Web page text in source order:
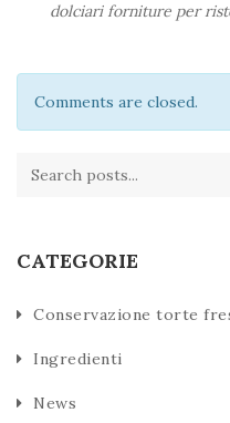
dolciari forniture per
Comments are closed.
CATEGORIE
Conservazione torte
Ingredienti
News